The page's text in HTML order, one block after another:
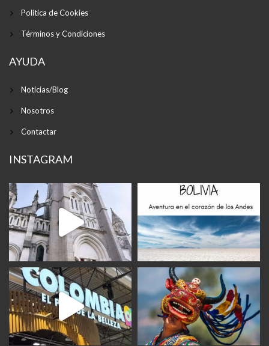
Política de Cookies
Términos y Condiciones
AYUDA
Noticias/Blog
Nosotros
Contactar
INSTAGRAM